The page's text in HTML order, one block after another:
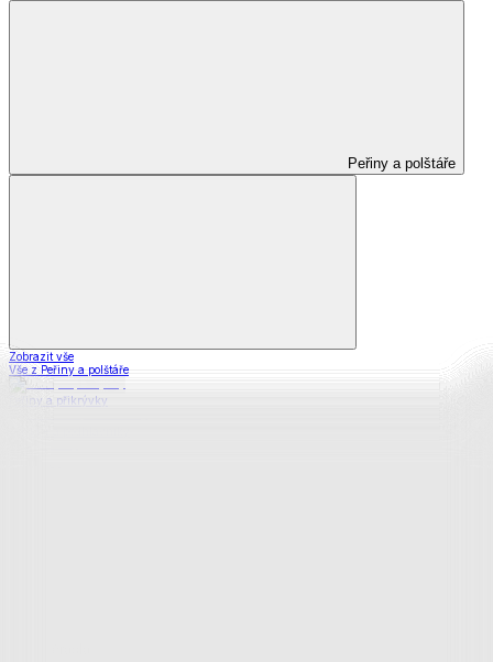
Peřiny a polštáře
Zobrazit vše
Vše z Peřiny a polštáře
Peřiny a přikrývky